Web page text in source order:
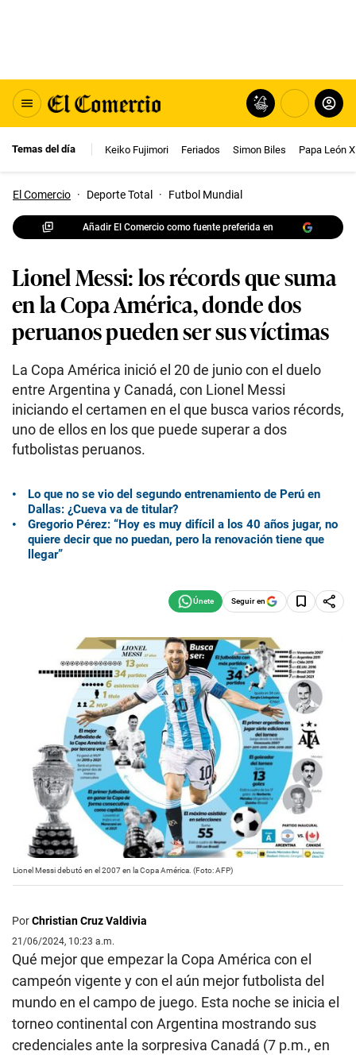
Temas del día Keiko Fujimori Feriados Simon Biles Papa León
El Comercio · Deporte Total · Futbol Mundial
Añadir El Comercio como fuente preferida en
Lionel Messi: los récords que suma
en la Copa América, donde dos
peruanos pueden ser sus víctimas
La Copa América inició el 20 de junio con el duelo
entre Argentina y Canadá, con Lionel Messi
iniciando el certamen en el que busca varios récords,
uno de ellos en los que puede superar a dos
futbolistas peruanos.
Lo que no se vio del segundo entrenamiento de Perú en
Dallas: ¿Cueva va de titular?
Gregorio Pérez: “Hoy es muy difícil a los 40 años jugar, no
quiere decir que no puedan, pero la renovación tiene que
llegar”
Seguir en
Lionel Messi debutó en el 2007 en la Copa América. (Foto: AFP)
PorChristian Cruz Valdivia
21/06/2024, 10:23 a.m.
Qué mejor que empezar la Copa América con el
campeón vigente y con el aún mejor futbolista del
mundo en el campo de juego. Esta noche se inicia el
torneo continental con Argentina mostrando sus
credenciales ante la sorpresiva Canadá (7 p.m., en